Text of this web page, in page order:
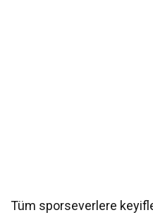
Tüm sporseverlere